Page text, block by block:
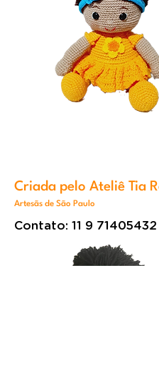
Criada pelo Ateliê Tia
Artesãs de São Paulo
Contato: 11 9 71405432